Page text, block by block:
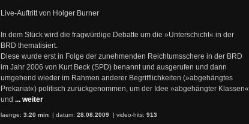
Live-Auftritt von Holger Burner
In dem Stück wird die fragwürdige Debatte um die »Unterschicht« in der
BRD thematisiert.
Diese wurde erst in Folge der zunehmenden Reichtumsschere in der BRD
im Jahr 2006 von Kurt Beck (SPD) benannt und ausgerufen und dann
umgehend wieder im Rahmen anderer Begrifflichkeiten (»abgehängtes
Prekariat«) politisch zurückgenommen, um der Idee »abgehängter Klassen«
und ... weiter
laenge: 3:20 min | datum: 28.08.2009 | video-hits: 913